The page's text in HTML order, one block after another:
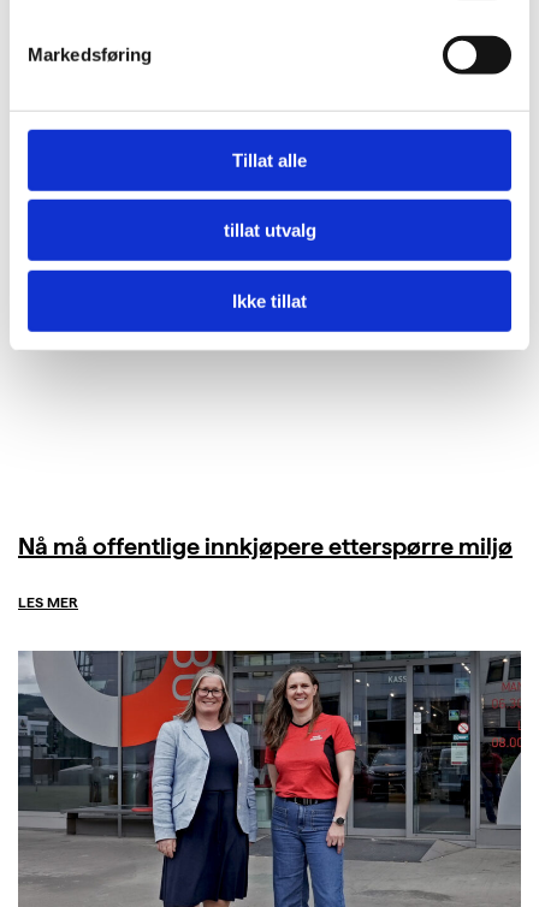
Markedsføring
Tillat alle
tillat utvalg
Ikke tillat
Nå må offentlige innkjøpere etterspørre miljø
LES MER